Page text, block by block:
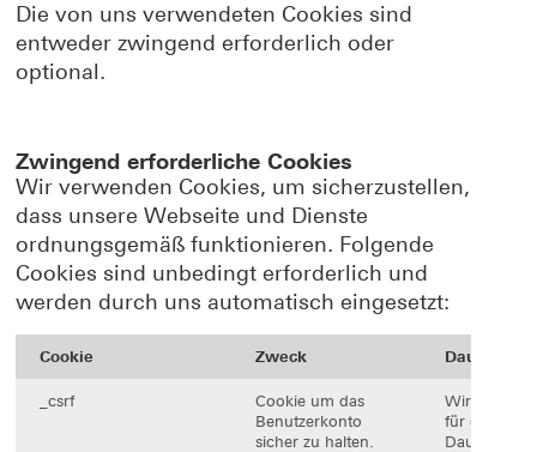
Die von uns verwendeten Cookies sind
entweder zwingend erforderlich oder
optional.
Zwingend erforderliche Cookies
Wir verwenden Cookies, um sicherzustellen,
dass unsere Webseite und Dienste
ordnungsgemäß funktionieren. Folgende
Cookies sind unbedingt erforderlich und
werden durch uns automatisch eingesetzt:
Cookie Zweck Dauer
_csrf
Cookie um das
Benutzerkonto
sicher zu halten.
Wird
für die
Dauer